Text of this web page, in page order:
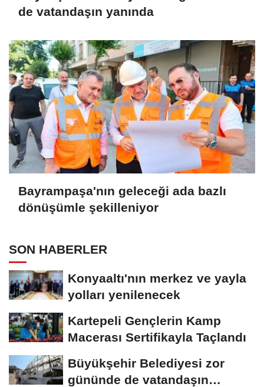
de vatandaşın yanında
Bayrampaşa'nın geleceği ada bazlı
dönüşümle şekilleniyor
SON HABERLER
Konyaaltı'nın merkez ve yayla
yolları yenilenecek
Kartepeli Gençlerin Kamp
Macerası Sertifikayla Taçlandı
Büyükşehir Belediyesi zor
gününde de vatandaşın